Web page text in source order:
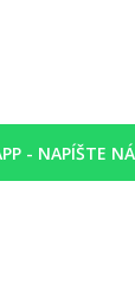
bazén 20 x
posilňovňa
štiav a
- NAPÍŠTE